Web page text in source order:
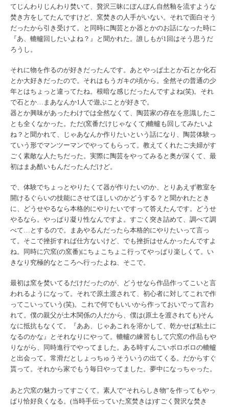
てじんわりじんわり焚いて、贅沢三昧にぼんぼん自然釉を流すような
焚き方をしてたんですけど、窯焚きの人手がいない。それで面白そう
だったから引き受けて。と同時に陶芸とか器とかのお話になった時に
『あ、轆轤回したいよね？』と聞かれた。誰しもが1 回はそう思うだ
ろうし。
それに物を作るのが好きだったんです。あとやっぱ土とか石とか化石
とか大好きだったので。それはもうガキの頃から。全然その普通の少
年とはちょっと違ってたね。根暗な感じだっ たんですよね(笑)。 それ
で石とか…まあなんか1 人で遊ぶことが好きで。
器とか興味があったわけでは全然なくて、陶芸家の存在を意識したこ
とも全くなかった。ただ(窯番だけじゃなくて)轆轤も回してみたいよ
ね？と聞かれて、じゃあなんか作りたいという話になり、陶芸体験っ
ていう形でマンツーマンでやってもらって。教えてくれたご夫婦がす
ごく素敵な人たちだった。実際に陶芸をやってみると奥が深くて、最
初はまあ酷いもんだったんだけど。
で、体験でちょっとやりたくて器が作りたいのか、とりあえず教室を
開けるぐらいの技能にさせてほしいのかどうする？ と聞かれたとき
に、どうせやるなら本格的にやりたいですって答え たんです。どうせ
やるなら。やっぱり凝り性なんですよ。すごく突き詰めて、調べて調
べて…
とするので。まあやるんだったら本格的にやりたいって言っ
て。そ こで挫折すれば仕方ないけど、でも挫折はせんかったんですよ
ね。 同時に穴窯(の窯番)にちょこちょこ行ってやっぱり楽しくて。い
きなり究極的なところへ行ったよね、そこで。
最初は窯を焚いてるだけだったのが、
どうせなら作品作ってこいと言
われるようになって。それで原土渡されて、初心者に対してこれで作
ってこいっていう (笑)。 これで何でもいいから作っておいでって言わ
れて。僕の親父が土木関係の人だから、 僕は(原土を渡されても)そん
なに抵抗もなくて。『ああ、
じゃあこれを溶かして、乾かせば粘土に
なるのかな』
とそれなりにやって。轆轤の練習もして穴窯の作品もや
りながら、同時進行でやってました。 ある時すんごいボロボロの轆轤
と出会って。常滑だとしょ っちゅうそういうの出てくる。だからすぐ
貰って。 それから家でもう毎日やってました。夢中になっちゃった。
あと穴窯の魅力ってすごくて。素人で“それらしき物”を作ってもやっ
ぱり恰好良くなる。(当時手伝っていた窯焚きは)すごく贅沢な焚き